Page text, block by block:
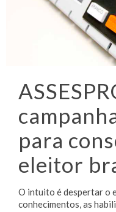
para
eleitor
O intuito é despertar o
conhecimentos, as